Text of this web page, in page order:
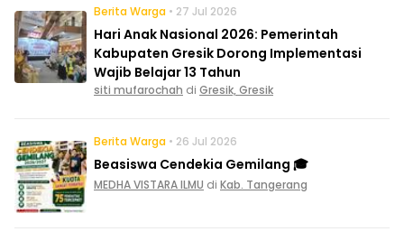
Berita Warga • 27 Jul 2026
Hari Anak Nasional 2026: Pemerintah
Kabupaten Gresik Dorong Implementasi
Wajib Belajar 13 Tahun
siti mufarochah di Gresik, Gresik
Berita Warga • 26 Jul 2026
Beasiswa Cendekia Gemilang 🎓
MEDHA VISTARA ILMU di Kab. Tangerang